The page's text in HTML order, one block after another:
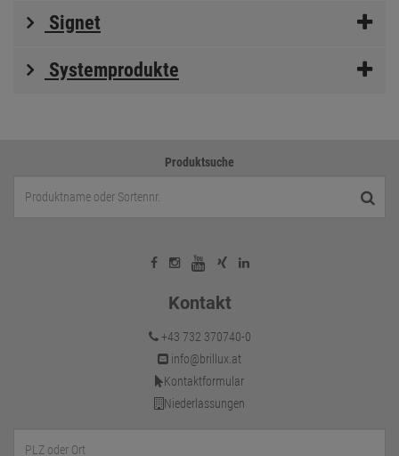
Signet
Systemprodukte
Produktsuche
Kontakt
+43 732 370740-0
info@brillux.at
Kontaktformular
Niederlassungen